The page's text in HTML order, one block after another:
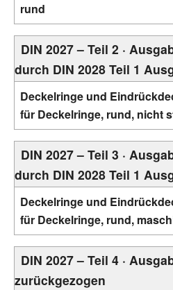
rund
DIN 2027 – Teil 2 ·
durch DIN 2028 Teil 1
Deckelringe und
für Deckelringe, rund, nicht
DIN 2027 – Teil 3 ·
durch DIN 2028 Teil 1
Deckelringe und
für Deckelringe, rund,
DIN 2027 – Teil 4 ·
zurückgezogen